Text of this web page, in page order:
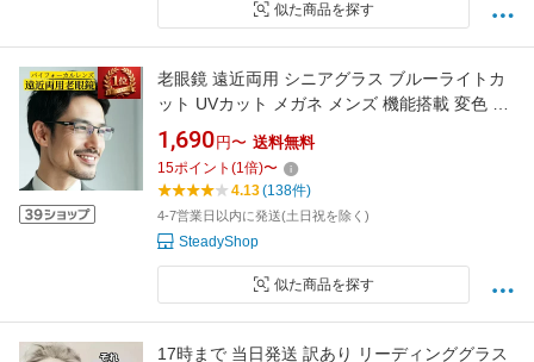
似た商品を探す
老眼鏡 遠近両用 シニアグラス ブルーライトカ
ット UVカット メガネ メンズ 機能搭載 変色 ピ
ントグラス サングラス pcメガネ ケース付き 軽
量 敬老の日 ギフト プレゼント シニアグラス 遠
近両用眼鏡 yanjing-001
1,690 円〜 送料無料
15ポイント (1倍)〜
4.13(138件)
4-7営業日以内に発送(土日祝を除く)
SteadyShop
似た商品を探す
17時まで 当日発送 訳あり リーディンググラス